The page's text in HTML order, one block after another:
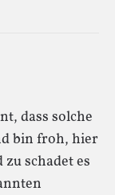
dass solche
bin froh, hier
schadet es